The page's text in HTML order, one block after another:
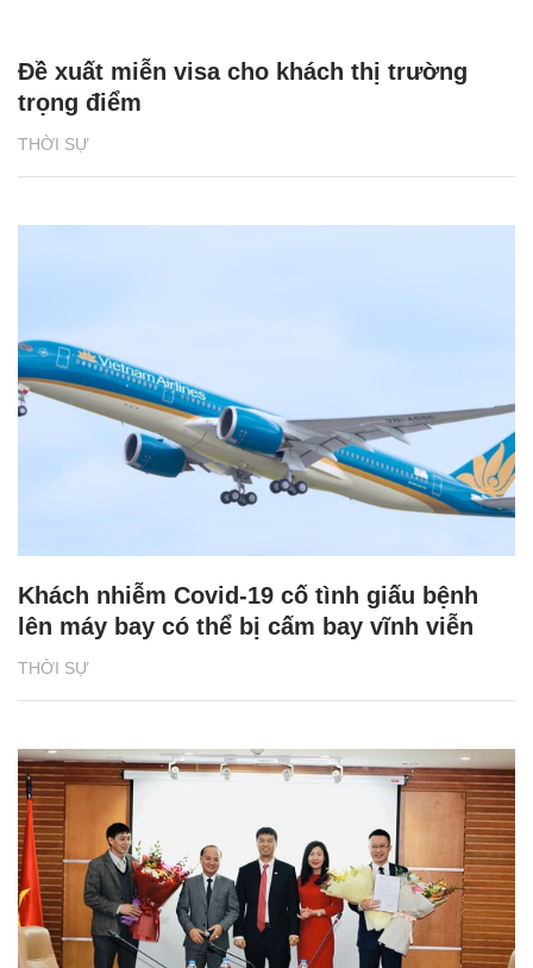
THỜI SỰ
Đề xuất miễn visa cho khách thị trường
trọng điểm
THỜI SỰ
Khách nhiễm Covid-19 cố tình giấu bệnh
lên máy bay có thể bị cấm bay vĩnh viễn